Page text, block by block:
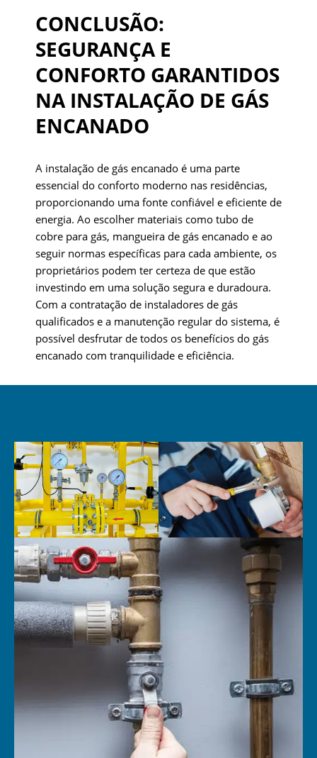
CONCLUSÃO:
SEGURANÇA E
CONFORTO GARANTIDOS
NA INSTALAÇÃO DE GÁS
ENCANADO
A instalação de gás encanado é uma parte
essencial do conforto moderno nas residências,
proporcionando uma fonte confiável e eficiente de
energia. Ao escolher materiais como tubo de
cobre para gás, mangueira de gás encanado e ao
seguir normas específicas para cada ambiente, os
proprietários podem ter certeza de que estão
investindo em uma solução segura e duradoura.
Com a contratação de instaladores de gás
qualificados e a manutenção regular do sistema, é
possível desfrutar de todos os benefícios do gás
encanado com tranquilidade e eficiência.